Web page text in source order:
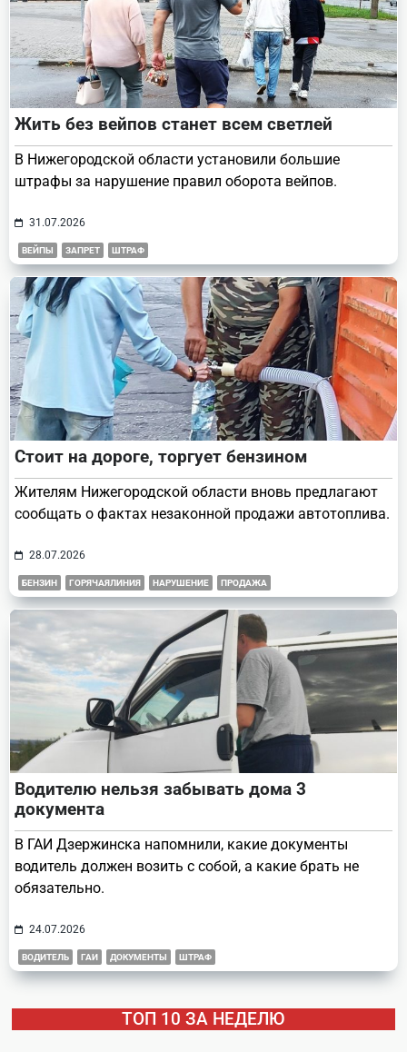
Жить без вейпов станет всем светлей
В Нижегородской области установили большие
штрафы за нарушение правил оборота вейпов.
31.07.2026
ВЕЙПЫ ЗАПРЕТ ШТРАФ
Стоит на дороге, торгует бензином
Жителям Нижегородской области вновь предлагают
сообщать о фактах незаконной продажи автотоплива.
28.07.2026
БЕНЗИН ГОРЯЧАЯЛИНИЯ НАРУШЕНИЕ ПРОДАЖА
Водителю нельзя забывать дома 3
документа
В ГАИ Дзержинска напомнили, какие документы
водитель должен возить с собой, а какие брать не
обязательно.
24.07.2026
ВОДИТЕЛЬ ГАИ ДОКУМЕНТЫ ШТРАФ
ТОП 10 ЗА НЕДЕЛЮ